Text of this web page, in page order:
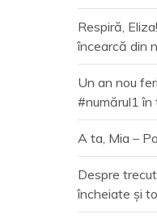
Respiră,
încearcă din
Un an nou
#numărul1 în
A ta, Mia –
Despre
încheiate și